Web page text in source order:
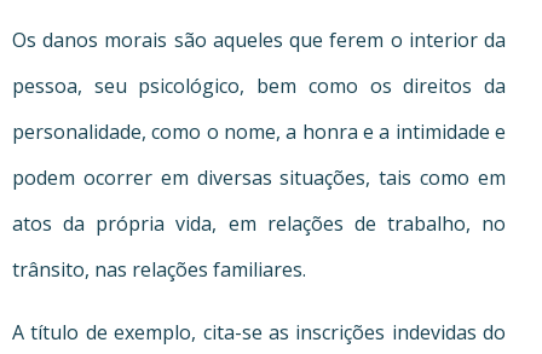
Os danos morais são aqueles que ferem o interior da
pessoa, seu psicológico, bem como os direitos da
personalidade, como o nome, a honra e a intimidade e
podem ocorrer em diversas situações, tais como em
atos da própria vida, em relações de trabalho, no
trânsito, nas relações familiares.
A título de exemplo, cita-se as inscrições indevidas do